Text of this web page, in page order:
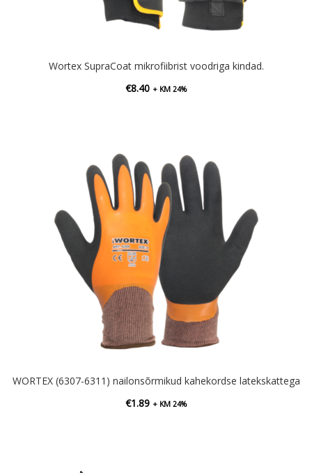
Wortex SupraCoat mikrofiibrist voodriga kindad.
€8.40 + KM 24%
WORTEX (6307-6311) nailonsõrmikud kahekordse latekskattega
€1.89 + KM 24%